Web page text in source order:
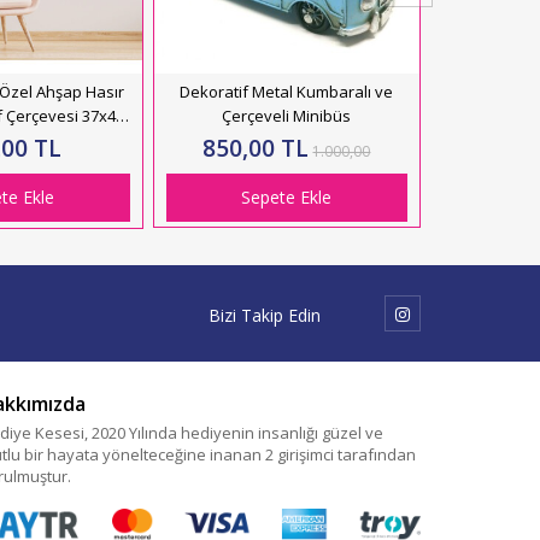
Ahşap Hasır
37x47
HK2664
TL
Ekle
Dekoratif Metal Kumbaralı ve
Çerçeveli Minibüs
850,00 TL 1.000,00
Sepete Ekle
Bizi Takip Edin
Kesesi, 2020 Yılında hediyenin insanlığı güzel ve
bir hayata yönelteceğine inanan 2 girişimci tarafından